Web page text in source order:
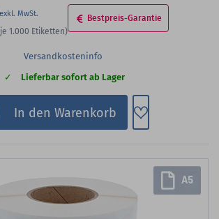
je 1.000 Etiketten)
Bestpreis-Garantie
Versandkosteninfo
Lieferbar sofort ab Lager
In den Warenkorb Zum